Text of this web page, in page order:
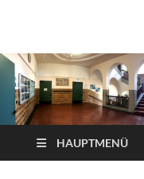
HAUPTMENÜ